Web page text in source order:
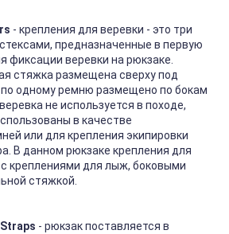
- крепления для веревки - это три
предназначенные в первую
фиксации веревки на рюкзаке.
стяжка размещена сверху под
одному ремню размещено по бокам
не используется в походе,
в качестве
или для крепления экипировки
В данном рюкзаке крепления для
креплениями для лыж, боковыми
стяжкой.
- рюкзак поставляется в